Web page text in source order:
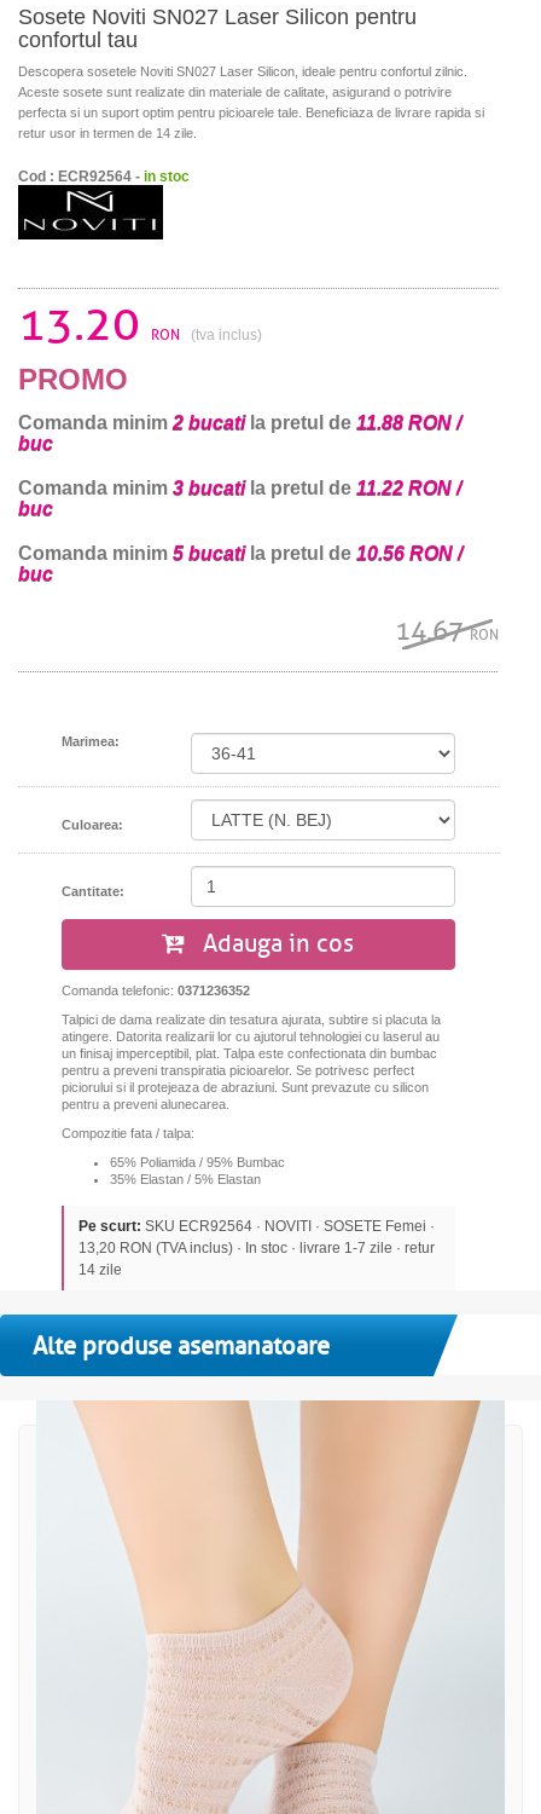
Sosete Noviti SN027 Laser Silicon pentru
confortul tau
Descopera sosetele Noviti SN027 Laser Silicon, ideale pentru confortul zilnic.
Aceste sosete sunt realizate din materiale de calitate, asigurand o potrivire
perfecta si un suport optim pentru picioarele tale. Beneficiaza de livrare rapida si
retur usor in termen de 14 zile.
Cod : ECR92564 - in stoc
13.20 RON (tva inclus)
PROMO
Comanda minim 2 bucatila pretul de 11.88 RON /
buc
Comanda minim 3 bucatila pretul de 11.22 RON /
buc
Comanda minim 5 bucatila pretul de 10.56 RON /
buc
14.67RON
Marimea:
Culoarea:
Cantitate:
Adauga in cos
Comanda telefonic: 0371236352
Talpici de dama realizate din tesatura ajurata, subtire si placuta la
atingere. Datorita realizarii lor cu ajutorul tehnologiei cu laserul au
un finisaj imperceptibil, plat. Talpa este confectionata din bumbac
pentru a preveni transpiratia picioarelor. Se potrivesc perfect
piciorului si il protejeaza de abraziuni. Sunt prevazute cu silicon
pentru a preveni alunecarea.
Compozitie fata / talpa:
65% Poliamida / 95% Bumbac
35% Elastan / 5% Elastan
Pe scurt: SKU ECR92564 · NOVITI · SOSETE Femei ·
13,20 RON (TVA inclus) · In stoc · livrare 1-7 zile · retur
14 zile
Alte produse asemanatoare